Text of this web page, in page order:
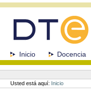
navegación
SeccionesInicio Docencia
Herramientas
Personales
Usted está aquí: Inicio